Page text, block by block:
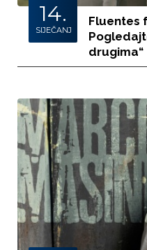
14.
SIJEČANJ
Fluentes
drugima“